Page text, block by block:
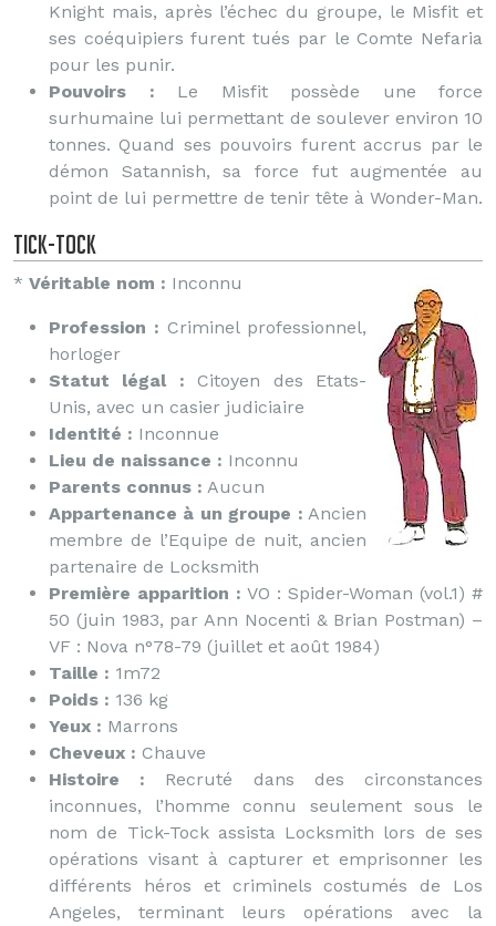
Knight mais, après l’échec du groupe, le Misfit et
ses coéquipiers furent tués par le Comte Nefaria
pour les punir.
Pouvoirs : Le Misfit possède une force
surhumaine lui permettant de soulever environ 10
tonnes. Quand ses pouvoirs furent accrus par le
démon Satannish, sa force fut augmentée au
point de lui permettre de tenir tête à Wonder-Man.
Tick-Tock
* Véritable nom : Inconnu
Profession : Criminel professionnel,
horloger
Statut légal : Citoyen des Etats-
Unis, avec un casier judiciaire
Identité : Inconnue
Lieu de naissance : Inconnu
Parents connus : Aucun
Appartenance à un groupe : Ancien
membre de l’Equipe de nuit, ancien
partenaire de Locksmith
Première apparition : VO : Spider-Woman (vol.1) #
50 (juin 1983, par Ann Nocenti & Brian Postman) –
VF : Nova n°78-79 (juillet et août 1984)
Taille : 1m72
Poids : 136 kg
Yeux : Marrons
Cheveux : Chauve
Histoire : Recruté dans des circonstances
inconnues, l’homme connu seulement sous le
nom de Tick-Tock assista Locksmith lors de ses
opérations visant à capturer et emprisonner les
différents héros et criminels costumés de Los
Angeles, terminant leurs opérations avec la